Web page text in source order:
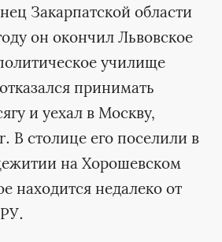
Закарпатской области
он окончил Львовское
училище
принимать
и уехал в Москву,
В столице его поселили в
на Хорошевском
находится недалеко от